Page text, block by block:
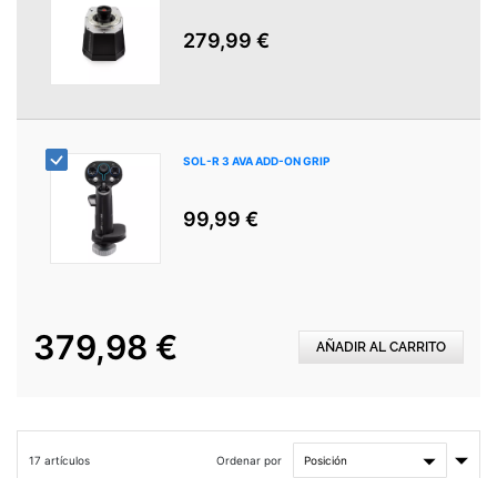
279,99 €
SOL-R 3 AVA ADD-ON GRIP
99,99 €
379,98 € AÑADIR AL CARRITO
17 artículos Ordenar por
Fijar